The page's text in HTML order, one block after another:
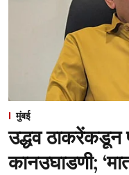
मुंबई
उद्धव ठाकरेंकडून
कानउघाडणी;